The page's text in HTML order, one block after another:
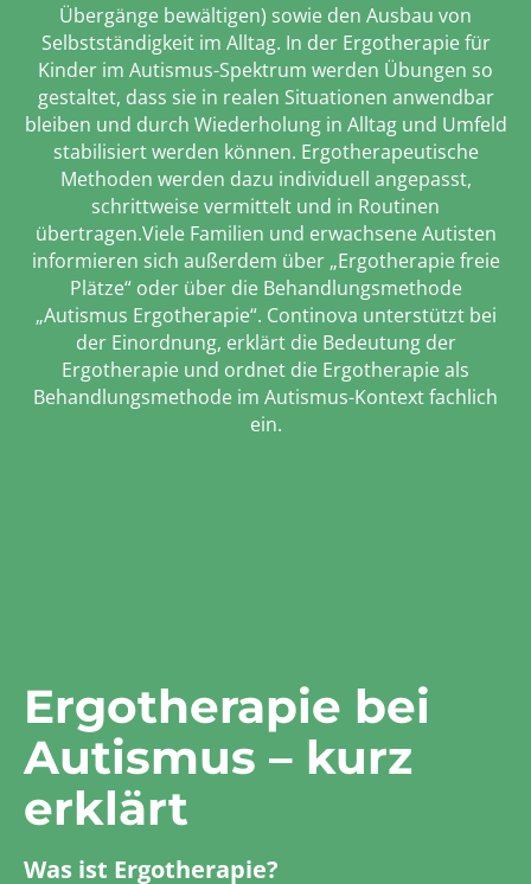
Übergänge bewältigen) sowie den Ausbau von
Selbstständigkeit im Alltag. In der Ergotherapie für
Kinder im Autismus-Spektrum werden Übungen so
gestaltet, dass sie in realen Situationen anwendbar
bleiben und durch Wiederholung in Alltag und Umfeld
stabilisiert werden können. Ergotherapeutische
Methoden werden dazu individuell angepasst,
schrittweise vermittelt und in Routinen
übertragen.Viele Familien und erwachsene Autisten
informieren sich außerdem über „Ergotherapie freie
Plätze“ oder über die Behandlungsmethode
„Autismus Ergotherapie“. Continova unterstützt bei
der Einordnung, erklärt die Bedeutung der
Ergotherapie und ordnet die Ergotherapie als
Behandlungsmethode im Autismus-Kontext fachlich
ein.
Ergotherapie bei
Autismus – kurz
erklärt
Was ist Ergotherapie?